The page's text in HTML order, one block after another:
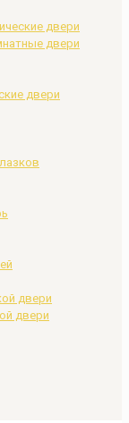
двери
двери
двери
двери
двери